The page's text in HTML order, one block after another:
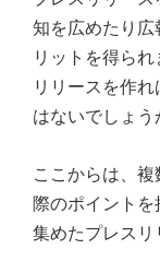
知を広めたり広
リットを得ら
リリースを作
はないでしょう
ここからは、
際のポイント
集めたプレスリ